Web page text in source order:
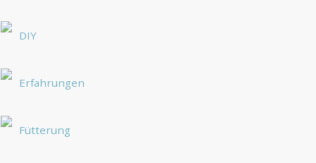
DIY
Erfahrungen
Fütterung